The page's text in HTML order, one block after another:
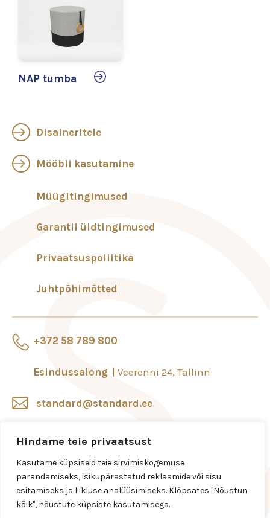
Hindame teie privaatsust
Kasutame küpsiseid teie sirvimiskogemuse
parandamiseks, isikupärastatud reklaamide või sisu
esitamiseks ja liikluse analüüsimiseks. Klõpsates "Nõustun
kõik", nõustute küpsiste kasutamisega.
NAP tumba
+372 58 789 800
Esindussalong Veerenni 24, Tallinn
standard@standard.ee
Disaineritele
Mööbli kasutamine
Müügitingimused
Garantii üldtingimused
Privaatsuspoliitika
Juhtpõhimõtted